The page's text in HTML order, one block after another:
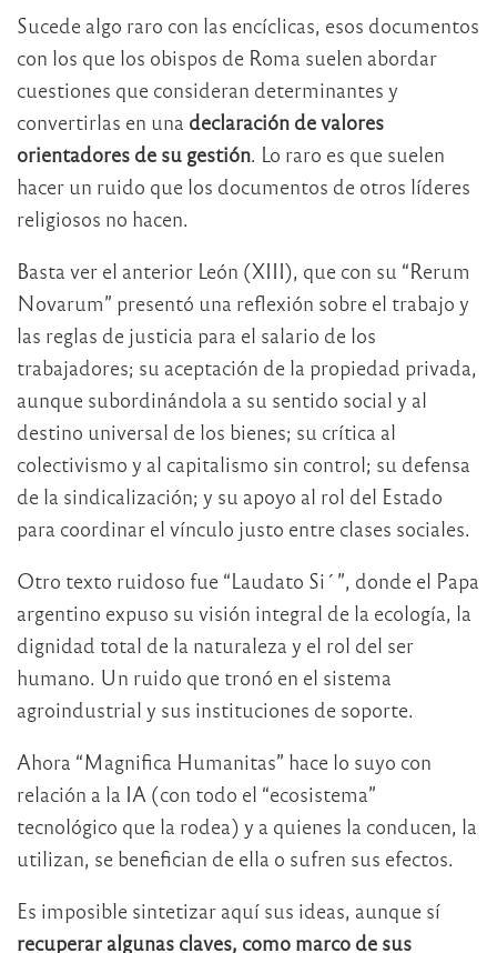
Sucede algo raro con las encíclicas, esos documentos
con los que los obispos de Roma suelen abordar
cuestiones que consideran determinantes y
convertirlas en una declaración de valores
orientadores de su gestión. Lo raro es que suelen
hacer un ruido que los documentos de otros líderes
religiosos no hacen.
Basta ver el anterior León (XIII), que con su “Rerum
Novarum” presentó una reflexión sobre el trabajo y
las reglas de justicia para el salario de los
trabajadores; su aceptación de la propiedad privada,
aunque subordinándola a su sentido social y al
destino universal de los bienes; su crítica al
colectivismo y al capitalismo sin control; su defensa
de la sindicalización; y su apoyo al rol del Estado
para coordinar el vínculo justo entre clases sociales.
Otro texto ruidoso fue “Laudato Si´”, donde el Papa
argentino expuso su visión integral de la ecología, la
dignidad total de la naturaleza y el rol del ser
humano. Un ruido que tronó en el sistema
agroindustrial y sus instituciones de soporte.
Ahora “Magnifica Humanitas” hace lo suyo con
relación a la IA (con todo el “ecosistema”
tecnológico que la rodea) y a quienes la conducen, la
utilizan, se benefician de ella o sufren sus efectos.
Es imposible sintetizar aquí sus ideas, aunque sí
recuperar algunas claves, como marco de sus